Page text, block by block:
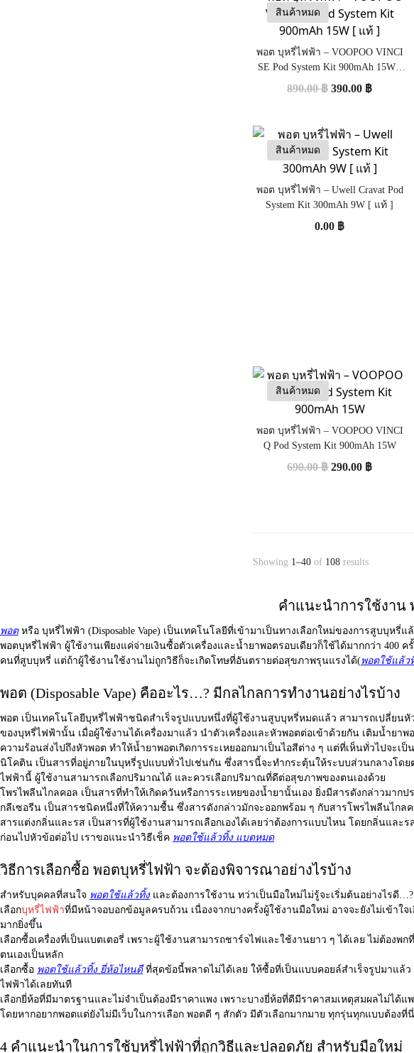
สินค้าหมด
พอต บุหรี่ไฟฟ้า – VOOPOO VINCI
SE Pod System Kit 900mAh 15W [
แท้ ]
890.00฿ 390.00 ฿
สินค้าหมด
พอต บุหรี่ไฟฟ้า – Uwell Cravat Pod
System Kit 300mAh 9W [ แท้ ]
0.00 ฿
สินค้าหมด
พอต บุหรี่ไฟฟ้า – VOOPOO VINCI
Q Pod System Kit 900mAh 15W
690.00฿ 290.00 ฿
Showing 1–40of 108results
คำแนะนำการใช้งาน
พอตหรือ บุหรี่ไฟฟ้า (Disposable Vape) เป็นเทคโนโลยีที่เข้ามาเป็นทางเลือกใหม่ของการสูบบุ
พอตบุหรี่ไฟฟ้า ผู้ใช้งานเพียงแค่จ่ายเงินซื้อตัวเครื่องและน้ำยาพอตรอบเดียวก็ใช้ได้มากกว่า 400 ค
คนที่สูบบุหรี่ แต่ถ้าผู้ใช้งานใช้งานไม่ถูกวิธีก็จะเกิดโทษที่อันตรายต่อสุขภาพรุนแรงได้(พอตใช้แล้ว
พอต (Disposable Vape) คืออะไร…? มีกลไกลการทำงานอย่างไรบ้าง
พอต เป็นเทคโนโลยีบุหรี่ไฟฟ้าชนิดสำเร็จรูปแบบหนึ่งที่ผู้ใช้งานสูบบุหรี่หมดแล้ว สามารถเปลี่ยนหั
ของบุหรี่ไฟฟ้านั้น เมื่อผู้ใช้งานได้เครื่องมาแล้ว นำตัวเครื่องและหัวพอตต่อเข้าด้วยกัน เติมน้ำยา
ความร้อนส่งไปถึงหัวพอต ทำให้น้ำยาพอตเกิดการระเหยออกมาเป็นไอสีต่าง ๆ แต่ที่เห็นทั่วไปจ
นิโคติน เป็นสารที่อยู่ภายในบุหรี่รูปแบบทั่วไปเช่นกัน ซึ่งสารนี้จะทำกระตุ้นให้ระบบส่วนกลางโด
ไฟฟ้านี้ ผู้ใช้งานสามารถเลือกปริมาณได้ และควรเลือกปริมาณที่ดีต่อสุขภาพของตนเองด้วย
โพรไพลีนไกลคอล เป็นสารที่ทำให้เกิดควันหรือการระเหยของน้ำยานั้นเอง ยิ่งมีสารดังกล่าวมา
กลีเซอรีน เป็นสารชนิดหนึ่งที่ให้ความชื้น ซึ่งสารดังกล่าวมักจะออกพร้อม ๆ กับสารโพรไพลีนไกลค
สารแต่งกลิ่นและรส เป็นสารที่ผู้ใช้งานสามารถเลือกเองได้เลยว่าต้องการแบบไหน โดยกลิ่นแล
ก่อนไปหัวข้อต่อไป เราขอแนะนำวิธีเช็ค พอตใช้แล้วทิ้ง แบตหมด
วิธีการเลือกซื้อ พอตบุหรี่ไฟฟ้า จะต้องพิจารณาอย่างไรบ้าง
สำหรับบุคคลที่สนใจ พอตใช้แล้วทิ้ง และต้องการใช้งาน ทว่าเป็นมือใหม่ไม่รู้จะเริ่มต้นอย่างไรดี
เลือกบุหรี่ไฟฟ้าที่มีหน้าจอบอกข้อมูลครบถ้วน เนื่องจากบางครั้งผู้ใช้งานมือใหม่ อาจจะยังไม่เข้าใ
มากยิ่งขึ้น
เลือกซื้อเครื่องที่เป็นแบตเตอรี่ เพราะผู้ใช้งานสามารถชาร์จไฟและใช้งานยาว ๆ ได้เลย ไม่ต้อ
ตนเองเป็นหลัก
เลือกซื้อ พอตใช้แล้วทิ้ง ยี่ห้อไหนดี ที่สุดข้อนี้พลาดไม่ได้เลย ให้ซื้อที่เป็นแบบคอยล์สำเร็จรูปมาแล้ว
ไฟฟ้าได้เลยทันที
เลือกยี่ห้อที่มีมาตรฐานและไม่จำเป็นต้องมีราคาแพง เพราะบางยี่ห้อที่ดีมีราคาสมเหตุสมผลไม่ได้แ
โดยหากอยากพอตแต่ยังไม่มีเว็บในการเลือก พอตดี ๆ สักตัว มีตัวเลือกมากมาย ทุกรุ่นทุกแบบต้องที่
4 คำแนะนำในการใช้บุหรี่ไฟฟ้าที่ถูกวิธีและปลอดภัย สำหรับมือใหม่